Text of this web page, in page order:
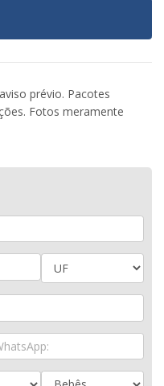
prévio. Pacotes
Fotos meramente